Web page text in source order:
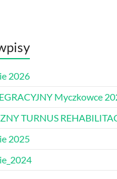
2026
Myczkowce
TURNUS
2025